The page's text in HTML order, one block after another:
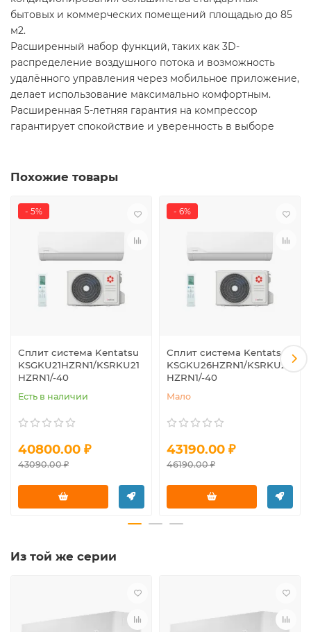
бытовых и коммерческих помещений площадью до 85
м2.
Расширенный набор функций, таких как 3D-
распределение воздушного потока и возможность
удалённого управления через мобильное приложение,
делает использование максимально комфортным.
Расширенная 5-летняя гарантия на компрессор
гарантирует спокойствие и уверенность в выборе
Похожие товары
- 5%
Сплит система Kentatsu
KSGKU21HZRN1/KSRKU21
HZRN1/-40
Есть в наличии
40800.00 ₽
43090.00 ₽
- 6%
Сплит система Kentatsu
KSGKU26HZRN1/KSRKU26
HZRN1/-40
Мало
43190.00 ₽
46190.00 ₽
Из той же серии